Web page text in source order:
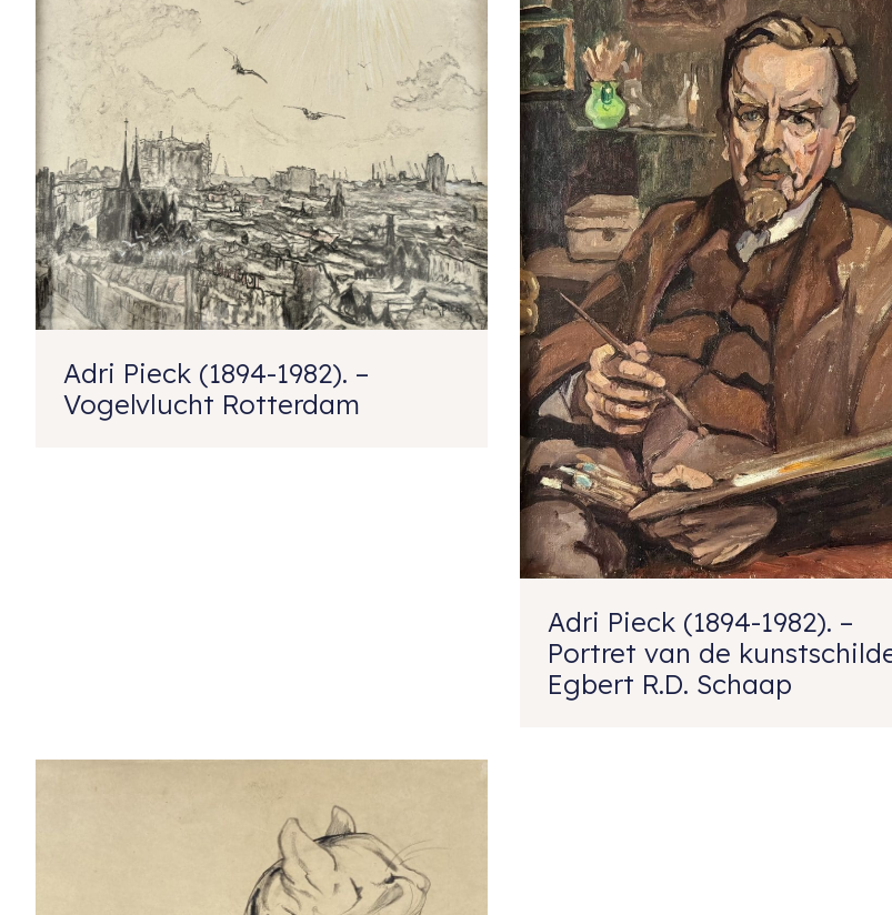
Adri Pieck (1894-1982). –
Vogelvlucht Rotterdam
Adri Pieck (1894-1982). –
Portret van de
Egbert R.D. Schaap